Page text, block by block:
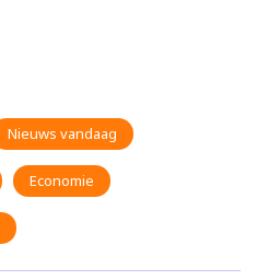
Nieuws vandaag
Economie